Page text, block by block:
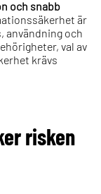
och snabb
är
användning och
val av
krävs
risken